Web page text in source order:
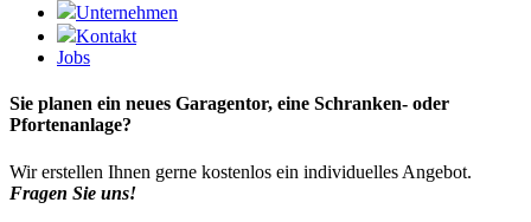
Unternehmen
Kontakt
Jobs
Sie planen ein neues Garagentor, eine Schranken- oder
Pfortenanlage?
Wir erstellen Ihnen gerne kostenlos ein individuelles Angebot.
Fragen Sie uns!